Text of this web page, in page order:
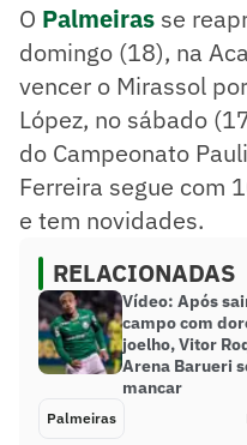
O Palmeiras se
domingo (18), na
vencer o Mirassol
López, no sábado
do Campeonato
Ferreira segue com
e tem novidades.
RELACIONADAS
Vídeo: Após
campo com
joelho, Vitor
Arena Barueri
mancar
Palmeiras